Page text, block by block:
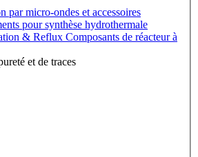
par micro-ondes et accessoires
pour synthèse hydrothermale
& Reflux Composants de réacteur à
et de traces